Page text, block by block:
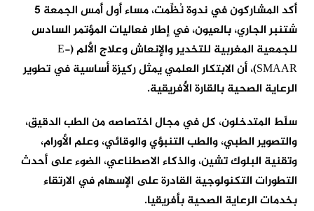
أكد المشاركون في ندوة نُظِّمت، مساء أول أمس الجمعة 5
شتنبر الجاري، بالعيون، في إطار فعاليات المؤتمر السادس
للجمعية المغربية للتخدير والإنعاش وعلاج الألم (E-
SMAAR)، أن الابتكار العلمي يمثل ركيزة أساسية في تطوير
الرعاية الصحية بالقارة الأفريقية.
سلّط المتدخلون، كل في مجال اختصاصه من الطب الدقيق،
والتصوير الطبي، والطب التنبؤي والوقائي، وعلم الأورام،
وتقنية البلوك تشين، والذكاء الاصطناعي، الضوء على أحدث
التطورات التكنولوجية القادرة على الإسهام في الارتقاء
بخدمات الرعاية الصحية بأفريقيا.